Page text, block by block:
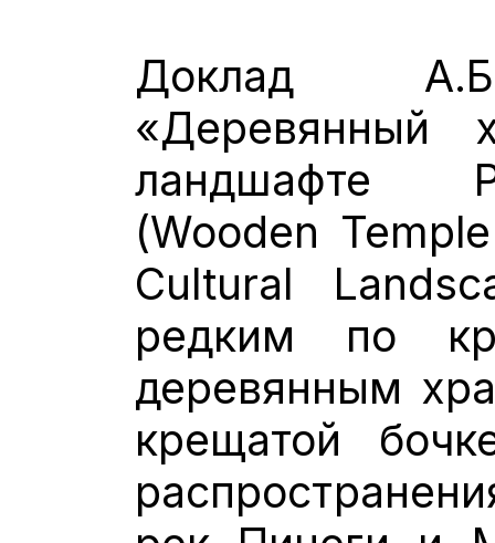
Доклад
«Деревянный
ландшафте
(Wooden
Cultural
редким по
деревянным
крещатой